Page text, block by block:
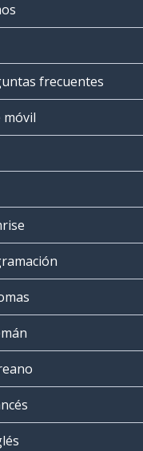
frecuentes
móvil